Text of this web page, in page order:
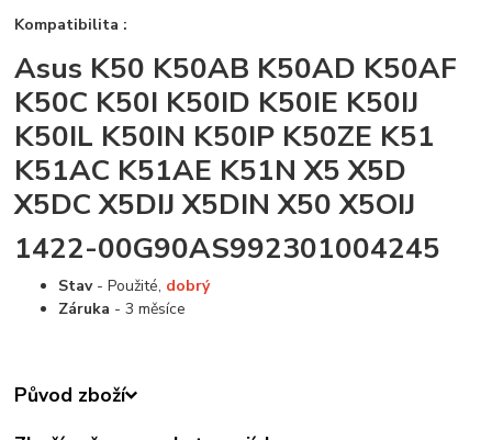
Kompatibilita :
Asus K50 K50AB K50AD K50AF
K50C K50I K50ID K50IE K50IJ
K50IL K50IN K50IP K50ZE K51
K51AC K51AE K51N X5 X5D
X5DC X5DIJ X5DIN X50 X5OIJ
1422-00G90AS992301004245
Stav - Použité, dobrý
Záruka - 3 měsíce
Původ zboží